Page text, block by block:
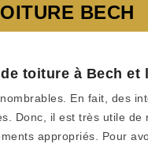
BECH
toiture à Bech
En fait, des
Donc, il est très utile
appropriés. Pour